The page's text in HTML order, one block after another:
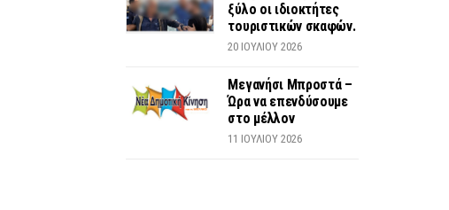
ξύλο οι ιδιοκτήτες
τουριστικών σκαφών.
20 ΙΟΥΛΊΟΥ 2026
Μεγανήσι Μπροστά –
Ώρα να επενδύσουμε
στο μέλλον
11 ΙΟΥΛΊΟΥ 2026